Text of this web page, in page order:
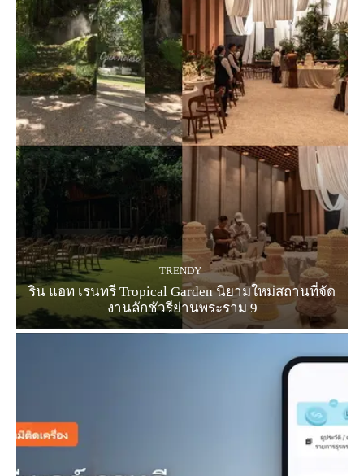
TRENDY
ริน แอท เรนทรี Tropical Garden นิยามใหม่สถานที่จัด
งานลักชัวรีย่านพระราม 9